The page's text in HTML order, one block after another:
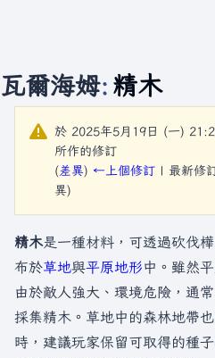
瓦爾海姆: 精木
於 2025年5月19日 (一)
所作的修訂
(差異) ←上個修訂 | 最新修
異)
精木是一種材料，可透過砍伐
布於草地與平原地形中。雖然
由於敵人強大、環境危險，通
採集精木。草地中的森林地帶
時，建議玩家保留可取得的種